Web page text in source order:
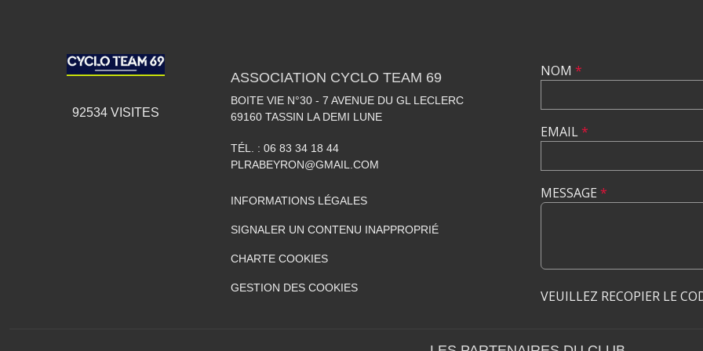
92534VISITES
ASSOCIATION CYCLO TEAM 69
BOITE VIE N°30 - 7 AVENUE DU GL LECLERC
69160 TASSIN LA DEMI LUNE
TÉL. : 06 83 34 18 44
PLRABEYRON@GMAIL.COM
INFORMATIONS LÉGALES
SIGNALER UN CONTENU INAPPROPRIÉ
CHARTE COOKIES
GESTION DES COOKIES
NOM *
EMAIL*
MESSAGE *
VEUILLEZ RECOPIER LE